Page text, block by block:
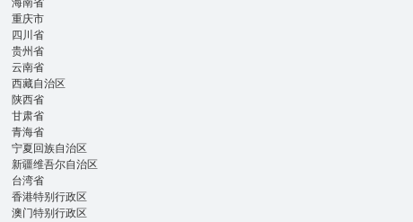
海南省
重庆市
四川省
贵州省
云南省
西藏自治区
陕西省
甘肃省
青海省
宁夏回族自治区
新疆维吾尔自治区
台湾省
香港特别行政区
澳门特别行政区